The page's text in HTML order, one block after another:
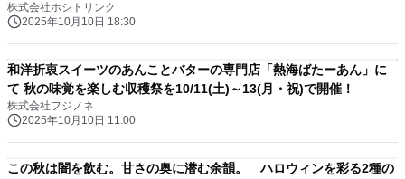
株式会社ホシトリンク
2025年10月10日 18:30
和洋折衷スイーツのあんことバターの専門店「熱海ばたーあん」に
て 秋の味覚を楽しむ収穫祭を10/11(土)～13(月・祝)で開催！
株式会社フジノネ
2025年10月10日 11:00
この秋は闇を飲む。甘さの奥に潜む余韻。 ハロウィンを彩る2種の